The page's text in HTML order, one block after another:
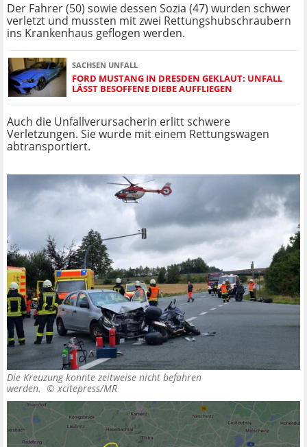
Der Fahrer (50) sowie dessen Sozia (47) wurden schwer
verletzt und mussten mit zwei Rettungshubschraubern
ins Krankenhaus geflogen werden.
SACHSEN UNFALL
FORD MUSTANG IN DRESDEN GEKLAUT: UNFALL
LÄSST BESOFFENE DIEBE AUFFLIEGEN
Auch die Unfallverursacherin erlitt schwere
Verletzungen. Sie wurde mit einem Rettungswagen
abtransportiert.
Die Kreuzung konnte zeitweise nicht befahren
werden. © xcitepress/MR